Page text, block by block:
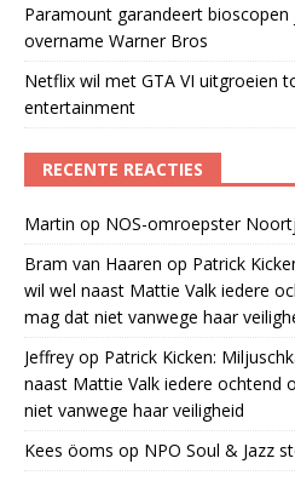
Paramount garandeert
overname Warner Bros
Netflix wil met GTA VI uitgroeien
entertainment
RECENTE REACTIES
Martin op NOS-omroepster
Bram van Haaren op Patrick
wil wel naast Mattie Valk iedere
mag dat niet vanwege haar
Jeffrey op Patrick Kicken:
naast Mattie Valk iedere ochtend
niet vanwege haar veiligheid
Kees öoms op NPO Soul & Jazz